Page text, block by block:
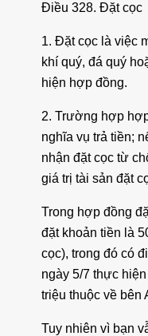
Điều 328. Đặt cọc
1. Đặt cọc là việc
khí quý, đá quý
hiện hợp đồng.
2. Trường hợp
nghĩa vụ trả tiền;
nhận đặt cọc từ
giá trị tài sản đặt
Trong hợp đồng
đặt khoản tiền là
cọc), trong đó có
ngày 5/7 thực
triệu thuộc về bên
Tuy nhiên vì bạn